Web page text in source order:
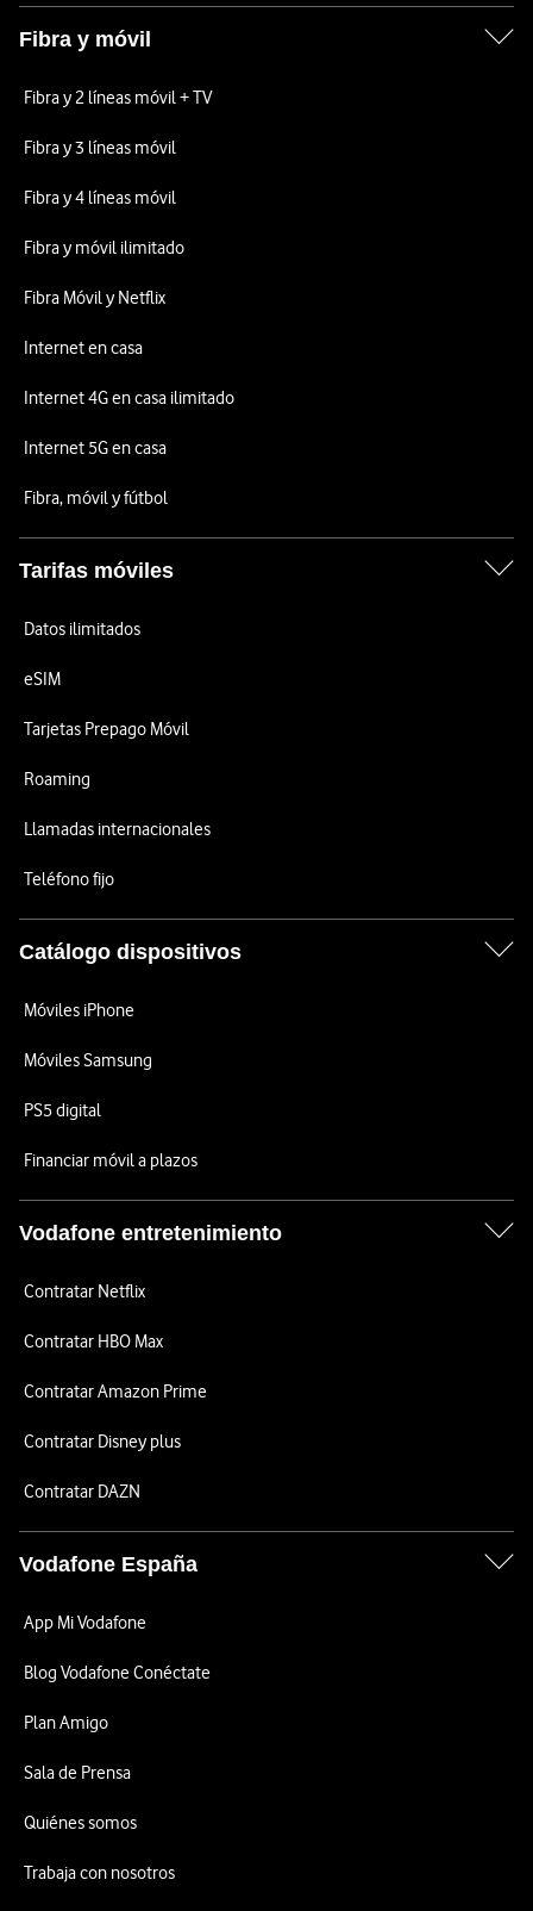
Fibra y móvil
Fibra y 2 líneas móvil + TV
Fibra y 3 líneas móvil
Fibra y 4 líneas móvil
Fibra y móvil ilimitado
Fibra Móvil y Netflix
Internet en casa
Internet 4G en casa ilimitado
Internet 5G en casa
Fibra, móvil y fútbol
Tarifas móviles
Datos ilimitados
eSIM
Tarjetas Prepago Móvil
Roaming
Llamadas internacionales
Teléfono fijo
Catálogo dispositivos
Móviles iPhone
Móviles Samsung
PS5 digital
Financiar móvil a plazos
Vodafone entretenimiento
Contratar Netflix
Contratar HBO Max
Contratar Amazon Prime
Contratar Disney plus
Contratar DAZN
Vodafone España
App Mi Vodafone
Blog Vodafone Conéctate
Plan Amigo
Sala de Prensa
Quiénes somos
Trabaja con nosotros